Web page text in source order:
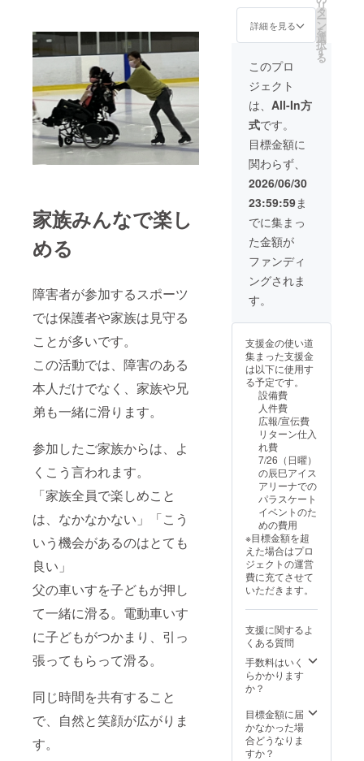
家族みんなで楽し
める
障害者が参加するスポーツ
では保護者や家族は見守る
ことが多いです。
この活動では、障害のある
本人だけでなく、家族や兄
弟も一緒に滑ります。
参加したご家族からは、よ
くこう言われます。
「家族全員で楽しめこと
は、なかなかない」「こう
いう機会があるのはとても
良い」
父の車いすを子どもが押し
て一緒に滑る。電動車いす
に子どもがつかまり、引っ
張ってもらって滑る。
同じ時間を共有すること
で、自然と笑顔が広がりま
す。
ボラン
ティア
内容を
記載く
ださ
い。
（例）
事前準
備：事
務サ
ポー
ト 当
日：参
加者誘
導、写
真撮
影、医
療担当
（医師
です）
＜
イベン
＞
2026年
7月中旬
から特
設ウェ
ブサイ
トに掲
載
事
業が存
続する
限り掲
載
＜パン
フレッ
2026年
７月26
日に販
売する
パンフ
レット
（当該
回）に
掲載 ※
備考欄
に掲載
するお
名前
（ニッ
クネー
ム可）
を記入
くださ
い。
掲載を
希望し
ない場
合は、
備考欄
に「掲
載を希
望しな
くださ
い。 ※
備考欄
にて特
設パネ
載（希
望者の
み） ※
グッズ
につい
ては
7/26の
イベン
トで受
取りか
送付 ※
支援者
様との
連絡方
法：詳
細は
メール
で連絡
支援者
様のお
名前
（ニッ
クネー
ム）を
掲載し
ます。
・掲載
方法：
文字の
み、ロ
ゴ／バ
ナーの
掲載は
不可 ・
支援
時、必
ず備考
欄に希
望され
るお名
前をご
ださ
い。 ・
掲載期
間：
ト特設
ウェブ
＞
黒1点
（サイ
L ） ・
代表た
ちから
の動画
メッ
セージ
（1分
程
メール
にURL
添付）
・ゲス
トから
の動画
メッ
セージ
（指名
不可）
メール
にURL
添付）
・イベ
ント特
設ウェ
ブサイ
トへの
お名前
掲載
（希望
者の
み） ・
7/26の
イベン
トのパ
ンフ
レット
へのお
名前掲
載（希
望者の
み） ・
イベン
ト会場
にて特
設パネ
載（希
望者の
み） ※
連絡方
法：詳
で連絡
しま
す。 ※
備考欄
に開催
ご希望
時期、
対象者
（例：
地域の
子供
達、会
社の社
員参加
イベン
ト）の
入力お
願いし
要 開催
時間：
2〜3時
間 開催
場所・
日程：
ご相談
の上決
定 ■こ
れまで
の実績
全国各
地で20
回以上
開催。
直近の
体験会
では100
名以上
が参加
してい
ます。
■内容
（手
動・電
動） ス
トレッ
者
（気管
切開し
る権利
です。
すべて
当団体
が行う
ため、
企業様
は大き
な負担
なく、
高い社
会的意
義を持
つイベ
ントを
実現で
きま
す。 ※
支援者
様との
細は
メール
で連絡
しま
す。 ※
備考欄
に開催
ご希望
時期、
対象者
（例：
地域の
子供
達、会
社の社
員参加
イベン
ト）の
入力お
願いし
ます ■
開催概
要 開催
2〜3時
間 開催
場所・
日程：
定 ■こ
れまで
の実績
るゲス
トス
ケー
ターさ
ん 1枚
の色紙
に、当
日出演
者複数
名のサ
インを
いただ
いた色
紙をお
送りい
たしま
す。 (ゲ
ストの
指名は
できま
せん) こ
れまで
意に支
てきま
した。
イベン
トに参
加して
いるゲ
ストス
ケー
ん達は
無報酬
で協力
してく
れてい
ます。
交通費
の一部
しかお
支払い
できて
いませ
回は
「きち
んと対
価を届
ける」
も挑戦
しま
す。 そ
して、
詳細を見る
リ
タ
ー
ン
を
選
択
す
る
このプロ
ジェクト
は、 All-In方
式です。
目標金額に
関わらず、
2026/06/30
23:59:59ま
でに集まっ
た金額が
ファンディ
ングされま
す。
支援金の使い道
集まった支援金
は以下に使用す
る予定です。
設備費
人件費
広報/宣伝費
リターン仕入
れ費
7/26（日曜）
の辰巳アイス
アリーナでの
パラスケート
イベントのた
めの費用
※目標金額を超
えた場合はプロ
ジェクトの運営
費に充てさせて
いただきます。
支援に関するよ
くある質問
手数料はいく
らかかります
か？
目標金額に届
かなかった場
合どうなりま
すか？